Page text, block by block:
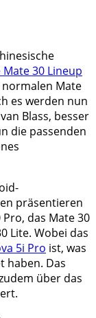
30 Lineup
Mate
es werden nun
Blass, besser
die passenden
präsentieren
das Mate 30
Lite. Wobei das
5i Pro ist, was
haben. Das
über das